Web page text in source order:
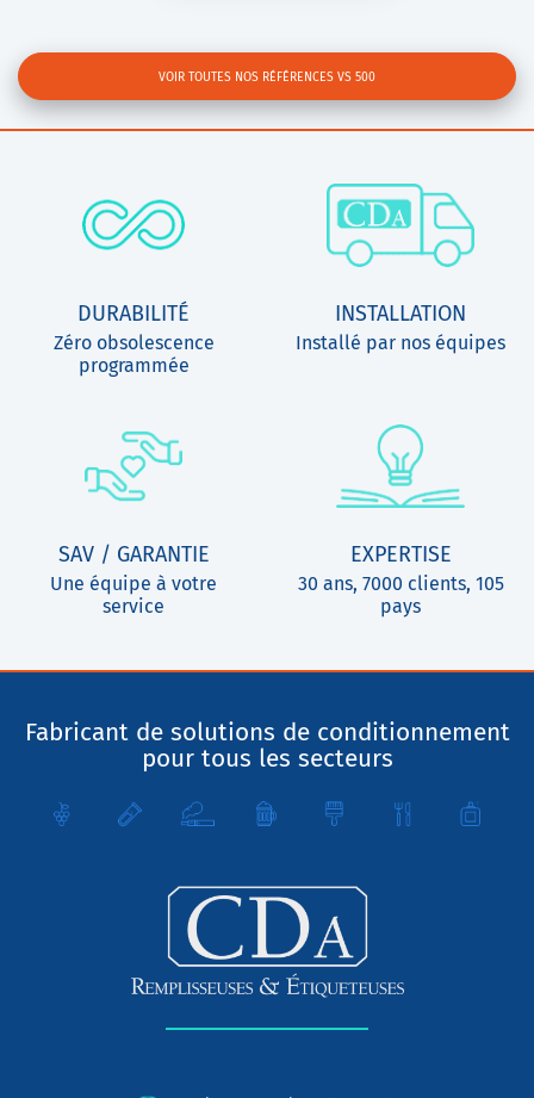
VOIR TOUTES NOS RÉFÉRENCES VS 500
DURABILITÉ
Zéro obsolescence
programmée
INSTALLATION
Installé par nos équipes
SAV / GARANTIE
Une équipe à votre
service
EXPERTISE
30 ans, 7000 clients, 105
pays
Fabricant de solutions de conditionnement
pour tous les secteurs